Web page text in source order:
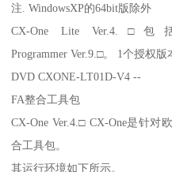
注. WindowsXP的64bit版除外
CX-One Lite Ver.4.□
Programmer Ver.9.□。 1个授权版
DVD CXONE-LT01D-V4 --
FA整合工具包
CX-One Ver.4.□ CX-One是针
合工具包。
其运行环境如下所示。